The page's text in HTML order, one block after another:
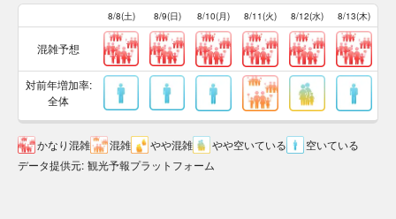
8/8(土) 8/9(日) 8/10(月) 8/11(火) 8/12(水) 8/13(木)
混雑予想
対前年増加率:
全体
かなり混雑 混雑 やや混雑 やや空いている
空いている
データ提供元: 観光予報プラットフォーム